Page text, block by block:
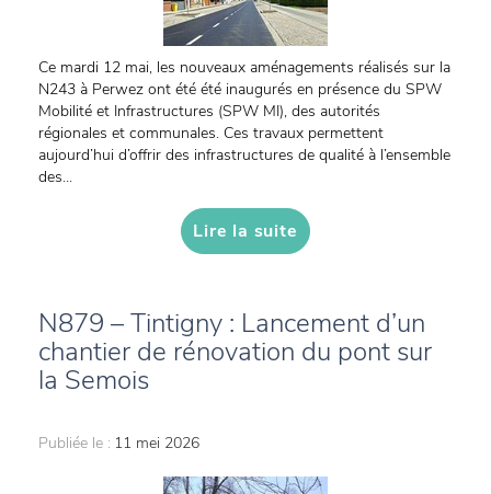
Ce mardi 12 mai, les nouveaux aménagements réalisés sur la
N243 à Perwez ont été été inaugurés en présence du SPW
Mobilité et Infrastructures (SPW MI), des autorités
régionales et communales. Ces travaux permettent
aujourd’hui d’offrir des infrastructures de qualité à l’ensemble
des...
Lire la suite
N879 – Tintigny : Lancement d’un
chantier de rénovation du pont sur
la Semois
Publiée le : 11 mei 2026